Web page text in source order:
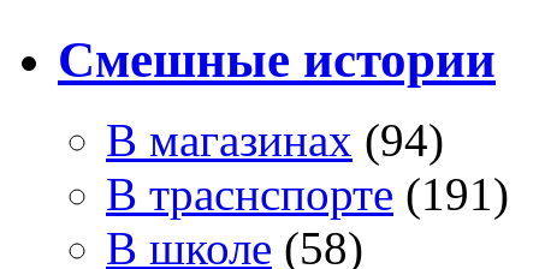
Смешные истории
В магазинах (94)
В траснспорте (191)
В школе (58)